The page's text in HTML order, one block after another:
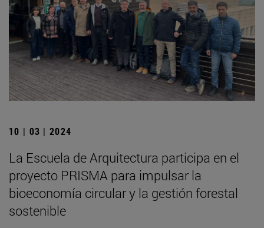
10 | 03 | 2024
La Escuela de Arquitectura participa en el
proyecto PRISMA para impulsar la
bioeconomía circular y la gestión forestal
sostenible